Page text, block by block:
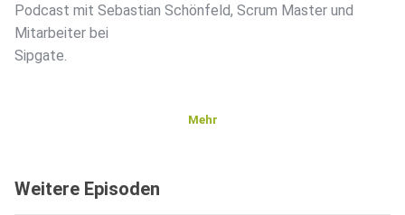
Podcast mit Sebastian Schönfeld, Scrum Master und
Mitarbeiter bei
Sipgate.
Mehr
Weitere Episoden